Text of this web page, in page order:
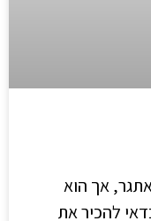
אך הוא
להכיר את